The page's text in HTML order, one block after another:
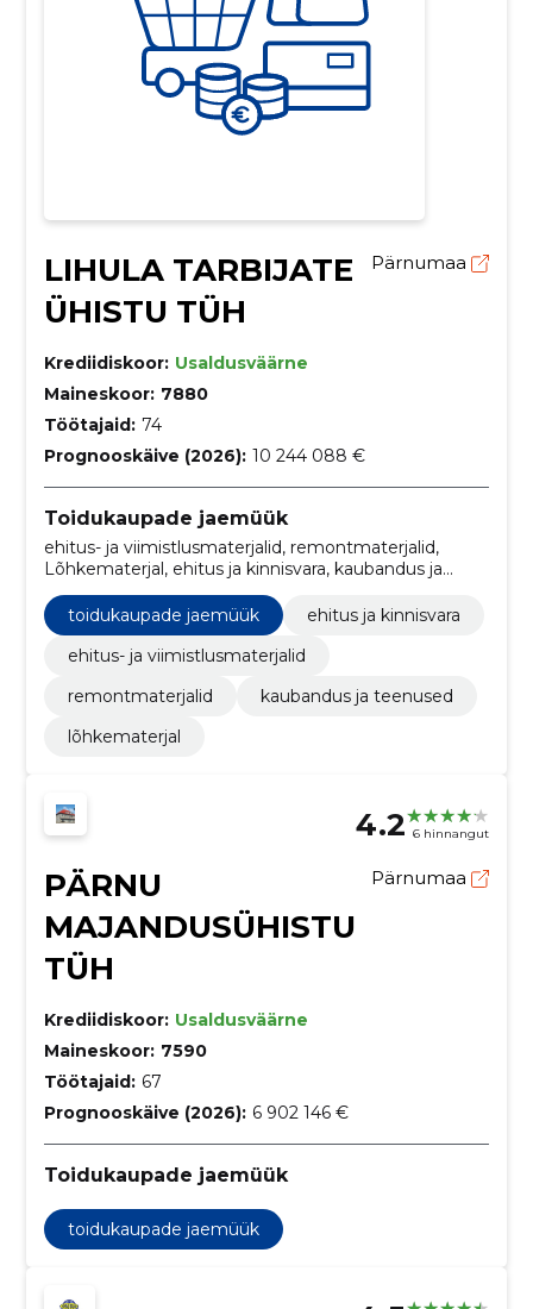
LIHULA TARBIJATE
ÜHISTU TÜH
Pärnumaa
Krediidiskoor: Usaldusväärne
Maineskoor: 7880
Töötajaid: 74
Prognooskäive (2026): 10 244 088 €
Toidukaupade jaemüük
ehitus- ja viimistlusmaterjalid, remontmaterjalid,
Lõhkematerjal, ehitus ja kinnisvara, kaubandus ja
teenused
toidukaupade jaemüük
ehitus ja kinnisvara
ehitus- ja viimistlusmaterjalid
remontmaterjalid
kaubandus ja teenused
lõhkematerjal
4.2 6 hinnangut
PÄRNU
MAJANDUSÜHISTU
TÜH
Pärnumaa
Krediidiskoor: Usaldusväärne
Maineskoor: 7590
Töötajaid: 67
Prognooskäive (2026): 6 902 146 €
Toidukaupade jaemüük
toidukaupade jaemüük